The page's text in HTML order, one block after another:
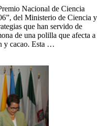
Nacional de Ciencia
del Ministerio de Ciencia y
que han servido de
de una polilla que afecta a
y cacao. Esta …